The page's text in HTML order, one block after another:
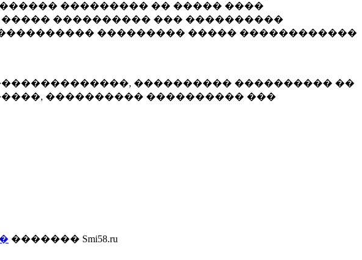
��������� �� ����� ����
���������� ��� ����������
��������� ����� ������������
���������� ���������� ��
���������� ���������� ���
������� Smi58.ru